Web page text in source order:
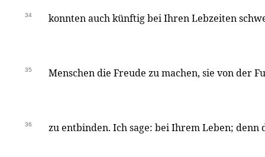
34 konnten auch künftig bei Ihren Lebzeiten
35 Menschen die Freude zu machen, sie von der
36 zu entbinden. Ich sage: bei Ihrem Leben; denn